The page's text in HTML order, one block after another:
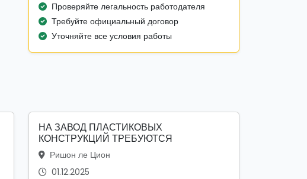
Проверяйте легальность работодателя
Требуйте официальный договор
Уточняйте все условия работы
НА ЗАВОД ПЛАСТИКОВЫХ
КОНСТРУКЦИЙ ТРЕБУЮТСЯ
Ришон ле Цион
01.12.2025